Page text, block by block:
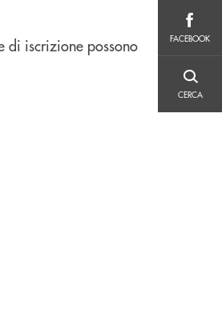
FACEBOOK
CERCA
di iscrizione possono